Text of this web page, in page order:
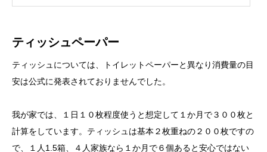
ティッシュペーパー
ティッシュについては、トイレットペーパーと異なり消費量の目
安は公式に発表されておりませんでした。
我が家では、１日１０枚程度使うと想定して１か月で３００枚と
計算をしています。ティッシュは基本２枚重ねの２００枚ですの
で、１人1.5箱、４人家族なら１か月で６個あると安心ではない